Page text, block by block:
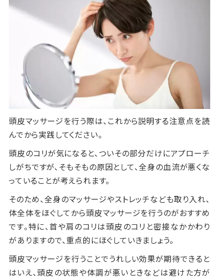
頭皮マッサージを行う際は、これから説明する注意点を読
んでから実践してください。
頭皮のコリが気になると、ついその部分だけにアプローチ
しがちですが、そもそもの原因として、全身の血流が悪くな
っていることが考えられます。
そのため、全身のマッサージやストレッチなども取り入れ、
体全体をほぐしてから頭皮マッサージを行うのがおすすめ
です。特に、首や肩のコリは頭皮のコリと密接なかかわり
がありますので、重点的にほぐしていきましょう。
頭皮マッサージを行うことでうれしい効果が期待できると
はいえ、頭皮の状態や体調が悪いときなどは避けた方が